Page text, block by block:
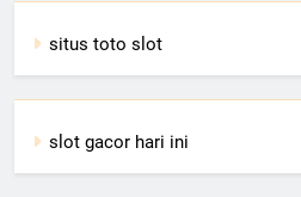
situs toto slot
slot gacor hari ini